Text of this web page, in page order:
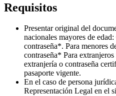
Requisitos
Presentar original del
nacionales mayores de
contraseña*. Para menores
contraseña* Para
extranjería o contraseña
pasaporte vigente.
En el caso de persona
Representación Legal en el